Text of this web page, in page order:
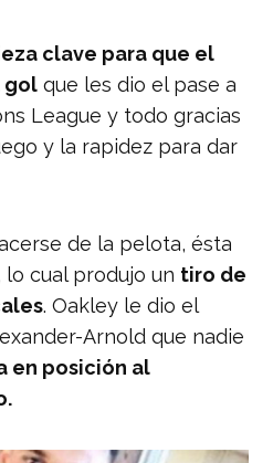
clave para que el
gol que les dio el pase a
League y todo gracias
y la rapidez para dar
de la pelota, ésta
cual produjo un tiro de
. Oakley le dio el
Arnold que nadie
en posición al